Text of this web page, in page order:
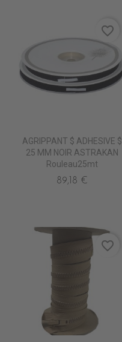
AGRIPPANT $ ADHESIVE $
25 MM NOIR ASTRAKAN
Rouleau25mt
89,18 €
favorite_border
favorite_border